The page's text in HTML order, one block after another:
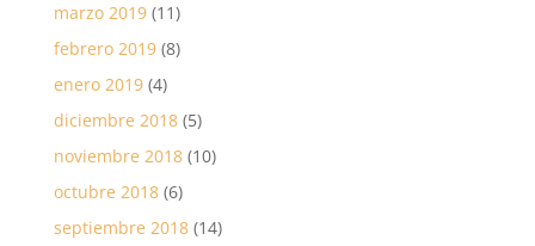
marzo 2019(11)
febrero 2019(8)
enero 2019(4)
diciembre 2018(5)
noviembre 2018(10)
octubre 2018(6)
septiembre 2018(14)